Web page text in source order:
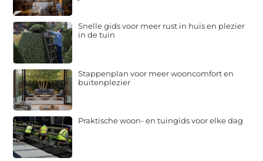
Snelle gids voor meer rust in huis en plezier
in de tuin
Stappenplan voor meer wooncomfort en
buitenplezier
Praktische woon- en tuingids voor elke dag